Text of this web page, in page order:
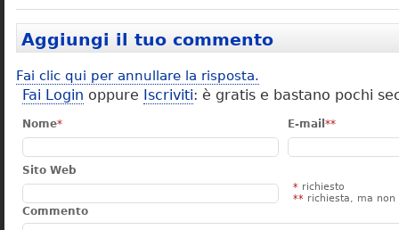
Aggiungi il tuo commento
Fai clic qui per annullare la risposta.
Fai Login oppure Iscriviti: è gratis e bastano pochi
Nome* E-mail **
Sito Web
* richiesto
** richiesta, ma non
Commento